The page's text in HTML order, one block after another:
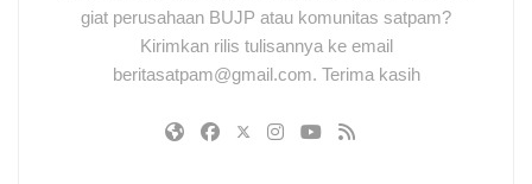
giat perusahaan BUJP atau komunitas satpam?
Kirimkan rilis tulisannya ke email
beritasatpam@gmail.com. Terima kasih